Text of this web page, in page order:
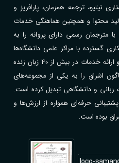
نیتیو، ترجمه همزمان، پارافریز و
محتوا و همچنین هماهنگی خدمات
مترجمان رسمی دارای پروانه را به
گسترده با مراکز علمی دانشگاه‌ها
شرکت‌ها و سازمان‌های مختلف و ارائه خدمات در بیش از ۴۰ زبان زنده
اشراق را به یکی از مجموعه‌های
و دانشگاهی تبدیل کرده است.
حرفه‌ای همواره از ارزش‌ها و
بوده است.